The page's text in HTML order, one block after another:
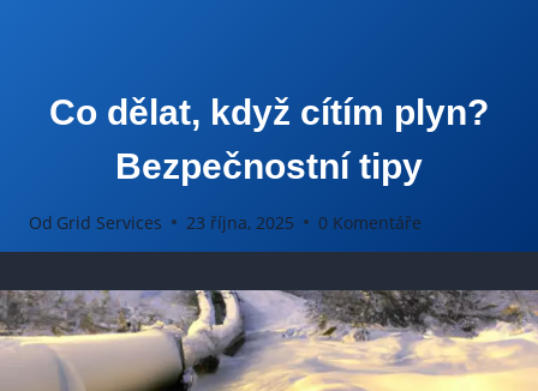
Co dělat, když cítím plyn?
Bezpečnostní tipy
Od Grid Services 23 října, 2025 0 Komentáře